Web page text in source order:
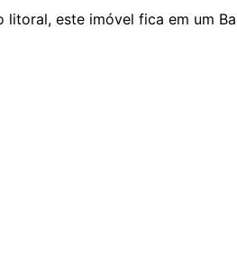
este imóvel fica em um